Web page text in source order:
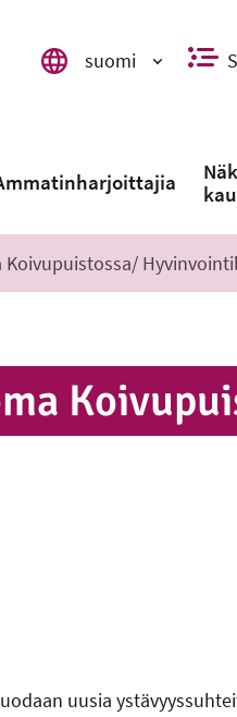
Valitse kieli, switch
suomi
Koi­vu­puis­tos­sa/
uusia